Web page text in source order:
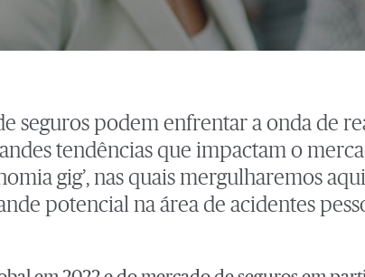
seguros podem enfrentar a onda de
tendências que impactam o
gig’, nas quais mergulharemos
potencial na área de acidentes